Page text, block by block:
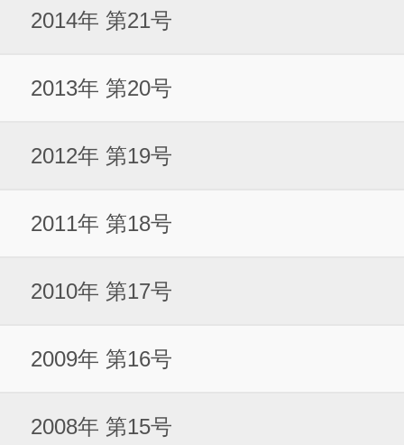
2014年 第21号
2013年 第20号
2012年 第19号
2011年 第18号
2010年 第17号
2009年 第16号
2008年 第15号